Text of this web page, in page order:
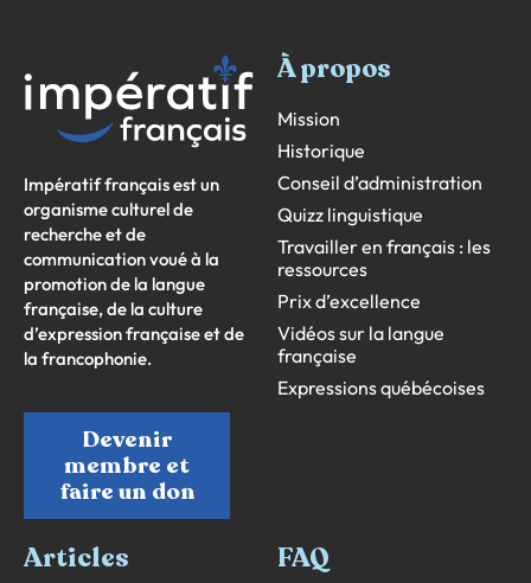
Impératif français est un
organisme culturel de
recherche et de
communication voué à la
promotion de la langue
française, de la culture
d’expression française et de
la francophonie.
Devenir
membre et
faire un don
À propos
Mission
Historique
Conseil d’administration
Quizz linguistique
Travailler en français : les
ressources
Prix d’excellence
Vidéos sur la langue
française
Expressions québécoises
Articles
FAQ